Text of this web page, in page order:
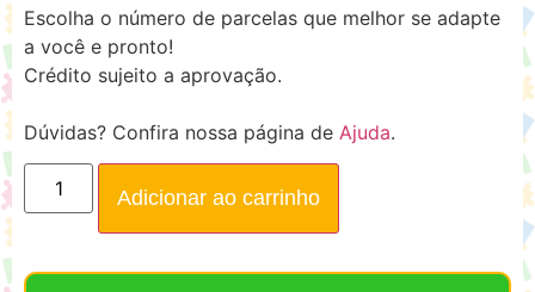
Escolha o número de parcelas que melhor se adapte
a você e pronto!
Crédito sujeito a aprovação.
Dúvidas? Confira nossa página de Ajuda.
Adicionar ao carrinho